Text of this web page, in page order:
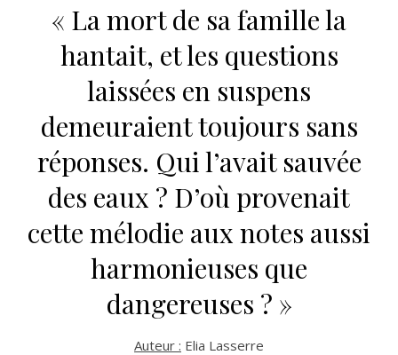
« La mort de sa famille la
hantait, et les questions
laissées en suspens
demeuraient toujours sans
réponses. Qui l’avait sauvée
des eaux ? D’où provenait
cette mélodie aux notes aussi
harmonieuses que
dangereuses ? »
Auteur : Elia Lasserre